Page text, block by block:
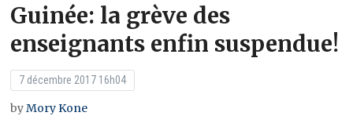
Guinée: la grève des
enseignants enfin suspendue!
7 décembre 2017 16h04
byMory Kone